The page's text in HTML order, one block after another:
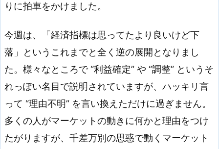
りに拍車をかけました。
今週は、「経済指標は思ってたより良いけど下
落」というこれまでと全く逆の展開となりまし
た。様々なところで “利益確定” や “調整” というそ
れっぽい名目で説明されていますが、ハッキリ言
って “理由不明” を言い換えただけに過ぎません。
多くの人がマーケットの動きに何かと理由をつけ
たがりますが、千差万別の思惑で動くマーケット